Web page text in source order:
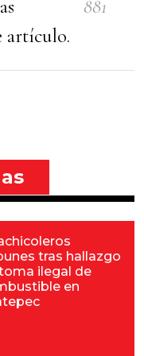
artículo.
881
tras hallazgo
ilegal de
en